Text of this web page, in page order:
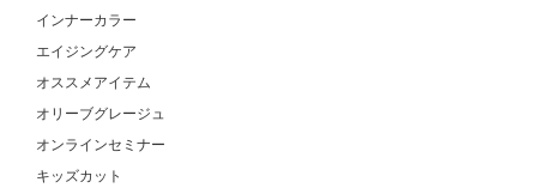
インナーカラー
エイジングケア
オススメアイテム
オリーブグレージュ
オンラインセミナー
キッズカット